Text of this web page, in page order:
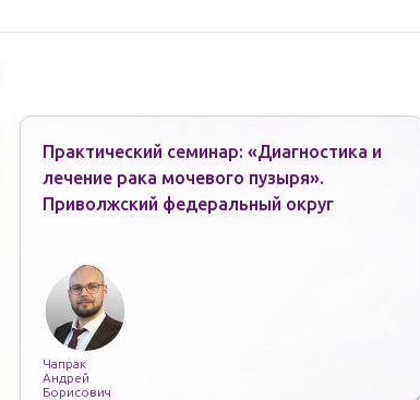
Практический семинар: «Диагностика и
лечение рака мочевого пузыря».
Приволжский федеральный округ
Чапрак
Андрей
Борисович